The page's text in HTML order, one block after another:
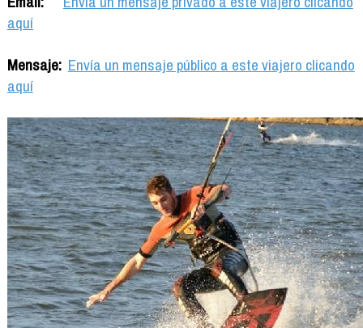
aquí
Mensaje: Envía un mensaje público a este viajero clicando
aquí